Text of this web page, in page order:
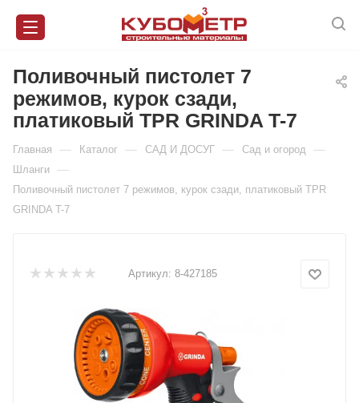
Поливочный пистолет 7
режимов, курок сзади,
платиковый TPR GRINDA T-7
Главная — Каталог — САД И ДОСУГ — Сад и огород —
Шланги —
Поливочный пистолет 7 режимов, курок сзади, платиковый TPR
GRINDA T-7
Артикул: 8-427185